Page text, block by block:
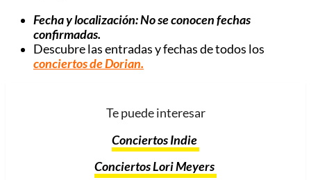
Fecha y localización: No se conocen fechas
confirmadas.
Descubre las entradas y fechas de todos los
conciertos de Dorian.
Te puede interesar
Conciertos Indie
Conciertos Lori Meyers